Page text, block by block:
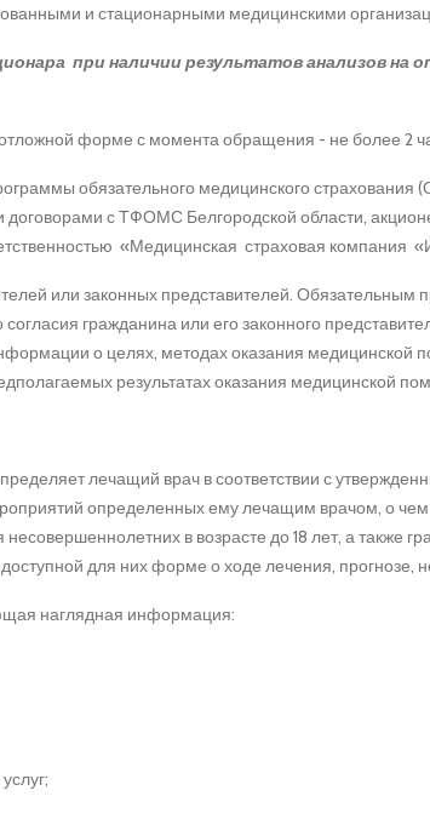
и стационарными медицинскими
при наличии результатов анализов на
форме с момента обращения - не более 2
обязательного медицинского страхования
договорами с ТФОМС Белгородской области,
«Медицинская страховая
или законных представителей.
гражданина или его законного
о целях, методах оказания медицинской
результатах оказания медицинской
лечащий врач в соответствии с
определенных ему лечащим врачом, о
в возрасте до 18 лет, а также
для них форме о ходе лечения,
наглядная информация: